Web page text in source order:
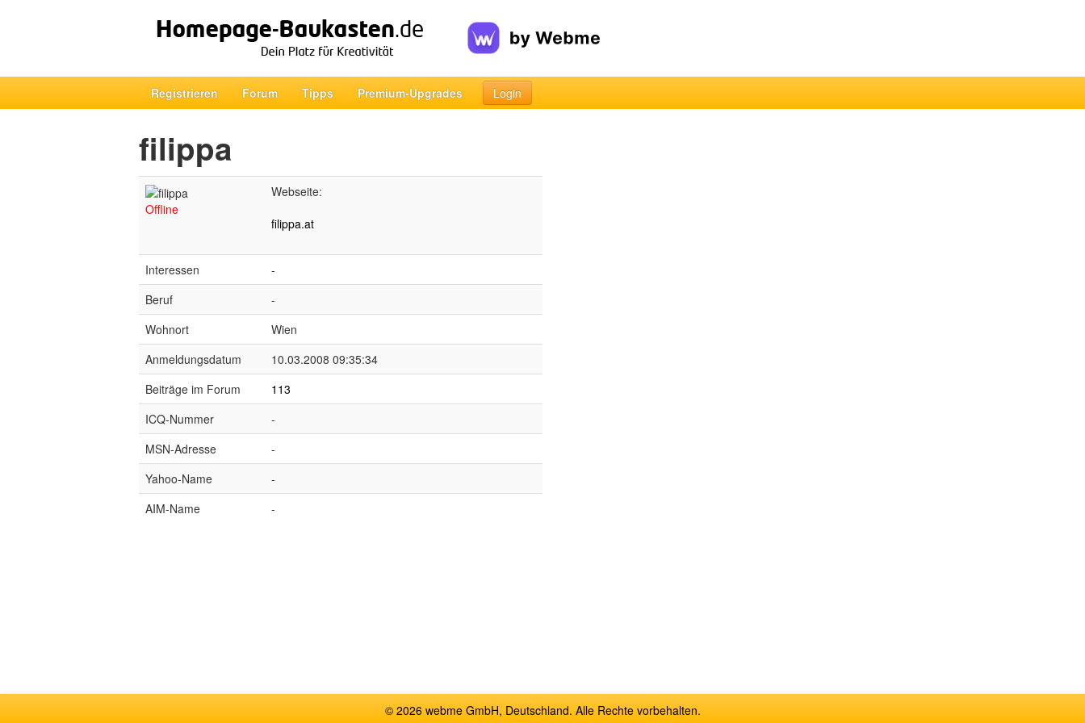
Registrieren Forum Tipps Premium-Upgrades Login
filippa
Offline
Webseite:
filippa.at
Interessen
-
Beruf
-
Wohnort
Wien
Anmeldungsdatum
10.03.2008 09:35:34
Beiträge im Forum
113
ICQ-Nummer
-
MSN-Adresse
-
Yahoo-Name
-
AIM-Name
-
© 2026 webme GmbH, Deutschland. Alle Rechte vorbehalten.